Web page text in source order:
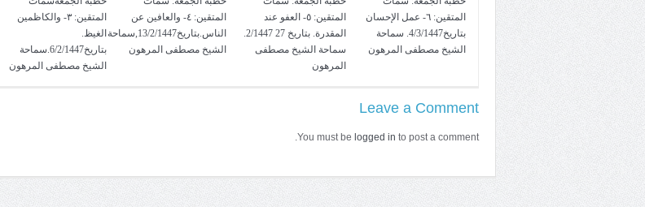
المتقين: ٦- عمل الإحسان
بتاريخ4/3/1447. سماحة
الشيخ مصطفى المرهون
المتقين: ٥- العفو عند
المقدرة. بتاريخ 27 2/1447.
سماحة الشيخ مصطفى
المرهون
المتقين: ٤- والعافين عن
الناس.بتاريخ13/2/1447,سماحة
الشيخ مصطفى المرهون
المتقين: ٣- والكاظمين
الغيظ.
بتاريخ6/2/1447.سماحة
الشيخ مصطفى المرهون
Leave a Comment
You must be logged in to post a comment.